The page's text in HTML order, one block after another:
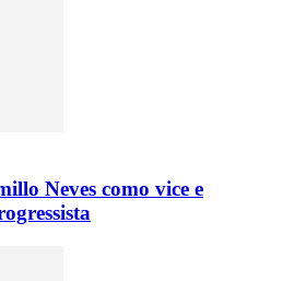
Neves como vice e